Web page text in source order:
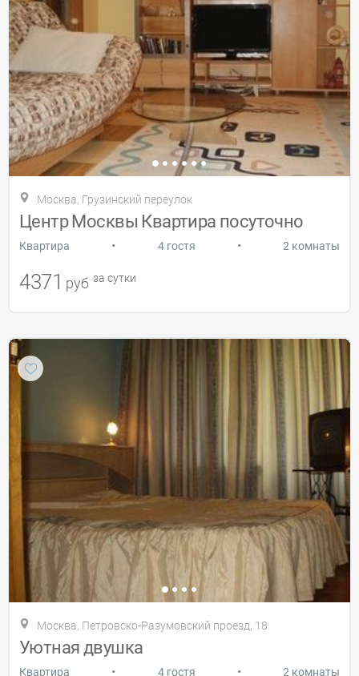
Москва, Грузинский переулок
Центр Москвы Квартира посуточно
Квартира • 4 гостя • 2 комнаты
4371 руб за сутки
Москва, Петровско-Разумовский проезд, 18
Уютная двушка
Квартира • 4 гостя • 2 комнаты